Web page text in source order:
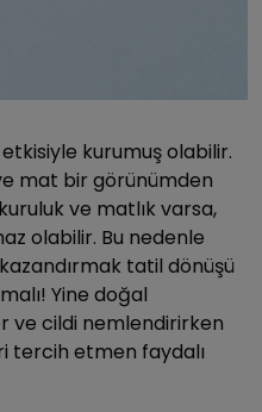
kurumuş olabilir.
mat bir görünümden
ve matlık varsa,
olabilir. Bu nedenle
tatil dönüşü
Yine doğal
ve cildi nemlendirirken
tercih etmen faydalı